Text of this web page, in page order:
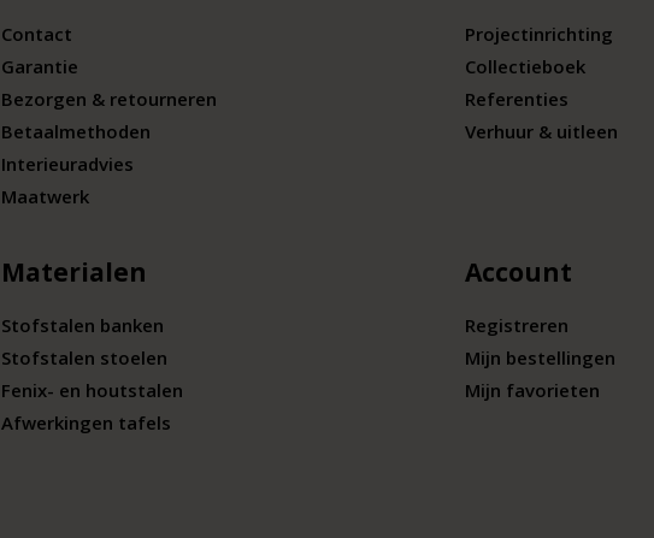
Contact
Garantie
Bezorgen & retourneren
Betaalmethoden
Interieuradvies
Maatwerk
Materialen
Stofstalen banken
Stofstalen stoelen
Fenix- en houtstalen
Afwerkingen tafels
Projectinrichting
Collectieboek
Referenties
Verhuur & uitleen
Account
Registreren
Mijn bestellingen
Mijn favorieten